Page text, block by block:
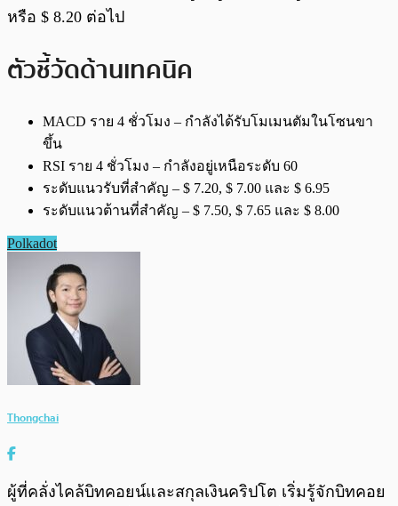
หรือ $ 8.20 ต่อไป
ตัวชี้วัดด้านเทคนิค
MACD ราย 4 ชั่วโมง – กำลังได้รับโมเมนตัมในโซนขา
ขึ้น
RSI ราย 4 ชั่วโมง – กำลังอยู่เหนือระดับ 60
ระดับแนวรับที่สำคัญ – $ 7.20, $ 7.00 และ $ 6.95
ระดับแนวต้านที่สำคัญ – $ 7.50, $ 7.65 และ $ 8.00
Polkadot
Thongchai
ผู้ที่คลั่งไคล้บิทคอยน์และสกุลเงินคริปโต เริ่มรู้จักบิทคอย